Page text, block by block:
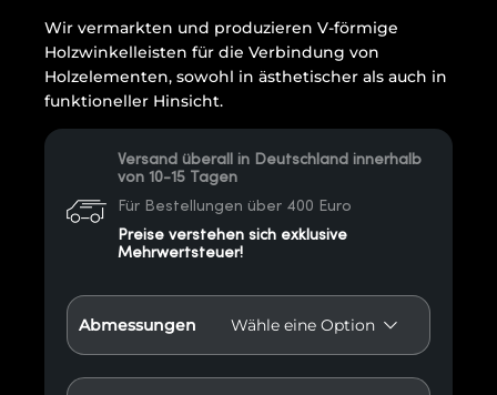
Wir vermarkten und produzieren V-förmige
Holzwinkelleisten für die Verbindung von
Holzelementen, sowohl in ästhetischer als auch in
funktioneller Hinsicht.
Versand überall in Deutschland innerhalb
von 10-15 Tagen
Für Bestellungen über 400 Euro
Preise verstehen sich exklusive
Mehrwertsteuer!
Abmessungen